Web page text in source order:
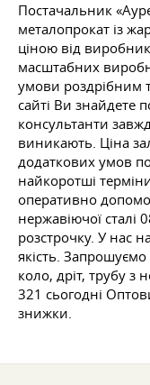
Постачальник
металопрокат із
ціною від
масштабних
умови роздрібним
сайті Ви знайдете
консультанти
виникають. Ціна
додаткових умов
найкоротші
оперативно
нержавіючої сталі
розстрочку. У нас
якість. Запрошуємо
коло, дріт, трубу з
321 сьогодні
знижки.